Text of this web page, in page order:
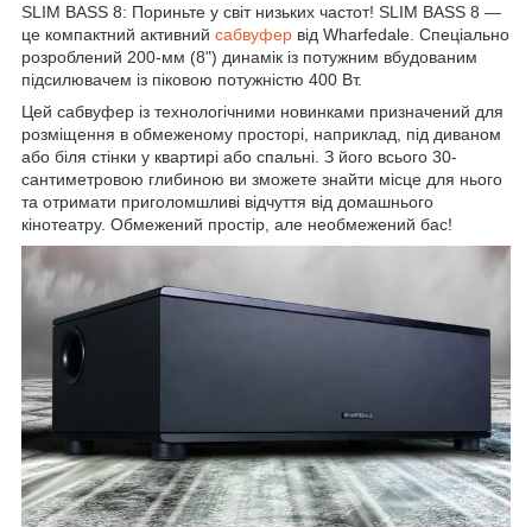
SLIM BASS 8: Пориньте у світ низьких частот! SLIM BASS 8 —
це компактний активний сабвуфер від Wharfedale. Спеціально
розроблений 200-мм (8") динамік із потужним вбудованим
підсилювачем із піковою потужністю 400 Вт.
Цей сабвуфер із технологічними новинками призначений для
розміщення в обмеженому просторі, наприклад, під диваном
або біля стінки у квартирі або спальні. З його всього 30-
сантиметровою глибиною ви зможете знайти місце для нього
та отримати приголомшливі відчуття від домашнього
кінотеатру. Обмежений простір, але необмежений бас!